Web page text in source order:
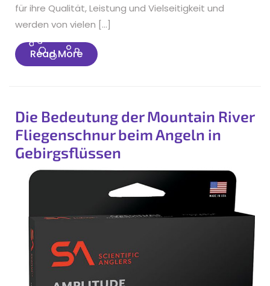
für ihre Qualität, Leistung und Vielseitigkeit und
werden von vielen […]
Read MoreRead
More
Die Bedeutung der Mountain River
Fliegenschnur beim Angeln in
Gebirgsflüssen